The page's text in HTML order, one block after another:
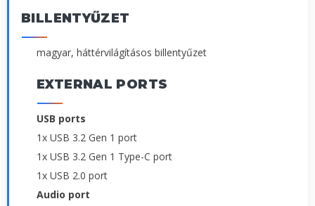
BILLENTYŰZET
magyar, háttérvilágításos billentyűzet
EXTERNAL PORTS
USB ports
1x USB 3.2 Gen 1 port
1x USB 3.2 Gen 1 Type-C port
1x USB 2.0 port
Audio port